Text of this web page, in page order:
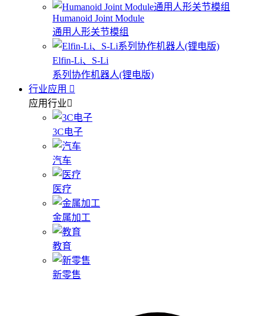
Humanoid Joint Module
通用人形关节模组
Elfin-Li、S-Li
系列协作机器人(锂电版)
行业应用
应用行业
3C电子
汽车
医疗
金属加工
教育
新零售